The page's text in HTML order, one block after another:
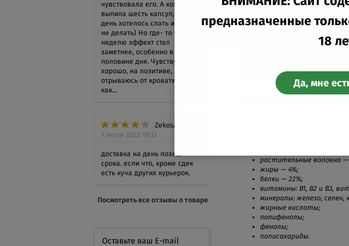
чувствовала его. А когда
выпила шесть капсул, но весь
день хотелось спать и ничего
не делать) Но где- то через
неделю эффект стал
заметнее, особенно в первой
половине дня. Чувствую себя
хорошо, на позитиве, легче
отрываюсь от кровати) Сны,
как...
ZekosAlt
1 июля 2022 19:32
доставка на день позже
срока. если что, кроме сдек
есть куча других курьерок.
Посмотреть все отзывы о товаре
Оставьте ваш E-mail
Химический
Положительные свойства
растительные волокна —
жиры — 4%;
белки — 22%;
витамины: B1, B2 и B3,
минералы: железо, селен,
жирные кислоты;
полифенолы;
фенолы;
полисахариды.
предназначенные
18
Да, мне